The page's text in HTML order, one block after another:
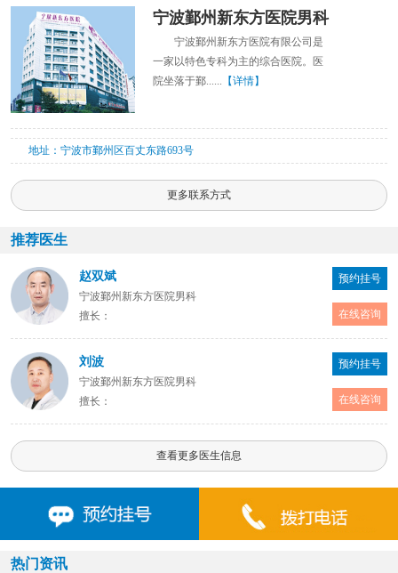
宁波鄞州新东方医院男科
宁波鄞州新东方医院有限公司是
一家以特色专科为主的综合医院。医
院坐落于鄞...... 【详情】
地址：宁波市鄞州区百丈东路693号
更多联系方式
推荐医生
赵双斌
宁波鄞州新东方医院男科
擅长：
预约挂号
在线咨询
刘波
宁波鄞州新东方医院男科
擅长：
预约挂号
在线咨询
查看更多医生信息
热门资讯